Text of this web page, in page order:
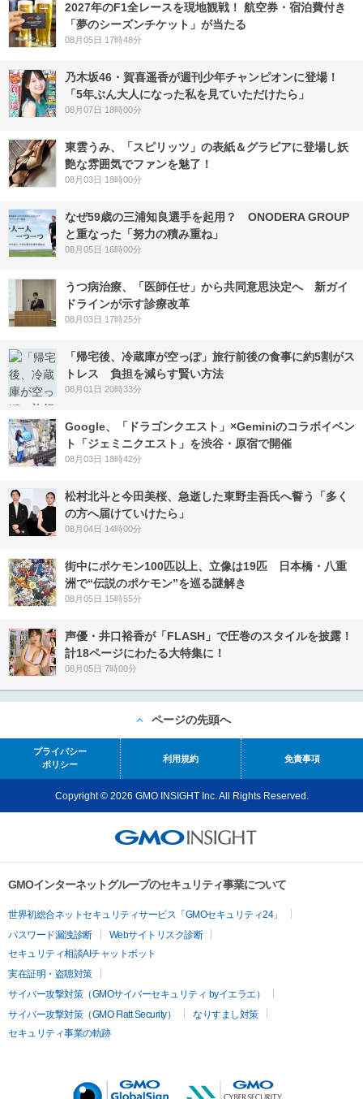
2027年のF1全レースを現地観戦！ 航空券・宿泊費付き
「夢のシーズンチケット」が当たる
08月05日 17時48分
乃木坂46・賀喜遥香が週刊少年チャンピオンに登場！
「5年ぶん大人になった私を見ていただけたら」
08月07日 18時00分
東雲うみ、「スピリッツ」の表紙＆グラビアに登場し妖
艶な雰囲気でファンを魅了！
08月03日 18時00分
なぜ59歳の三浦知良選手を起用？ ONODERA GROUP
と重なった「努力の積み重ね」
08月05日 16時00分
うつ病治療、「医師任せ」から共同意思決定へ 新ガイ
ドラインが示す診療改革
08月03日 17時25分
「帰宅後、冷蔵庫が空っぽ」旅行前後の食事に約5割がス
トレス 負担を減らす賢い方法
08月01日 20時33分
Google、「ドラゴンクエスト」×Geminiのコラボイベン
ト「ジェミニクエスト」を渋谷・原宿で開催
08月03日 18時42分
松村北斗と今田美桜、急逝した東野圭吾氏へ誓う「多く
の方へ届けていけたら」
08月04日 14時00分
街中にポケモン100匹以上、立像は19匹 日本橋・八重
洲で“伝説のポケモン”を巡る謎解き
08月05日 15時55分
声優・井口裕香が「FLASH」で圧巻のスタイルを披露！
計18ページにわたる大特集に！
08月05日 7時00分
ページの先頭へ
プライバシー
ポリシー
利用規約 免責事項
Copyright © 2026 GMO INSIGHT Inc. All Rights Reserved.
GMOインターネットグループのセキュリティ事業について
世界初総合ネットセキュリティサービス「GMOセキュリティ24」
パスワード漏洩診断
Webサイトリスク診断
セキュリティ相談AIチャットボット
実在証明・盗聴対策
サイバー攻撃対策（GMOサイバーセキュリティ byイエラエ）
サイバー攻撃対策（GMO Flatt Security）
なりすまし対策
セキュリティ事業の軌跡